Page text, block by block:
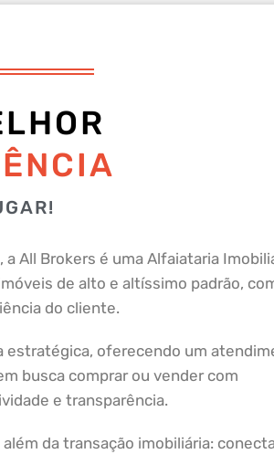
a All Brokers é uma Alfaiataria
de alto e altíssimo padrão,
do cliente.
estratégica, oferecendo um
busca comprar ou vender com
e transparência.
da transação imobiliária: